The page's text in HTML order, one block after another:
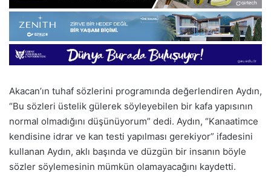
Akacan’ın tuhaf sözlerini programında değerlendiren Aydın,
“Bu sözleri üstelik gülerek söyleyebilen bir kafa yapısının
normal olmadığını düşünüyorum” dedi. Aydın, “Kanaatimce
kendisine idrar ve kan testi yapılması gerekiyor” ifadesini
kullanan Aydın, aklı başında ve düzgün bir insanın böyle
sözler söylemesinin mümkün olamayacağını kaydetti.